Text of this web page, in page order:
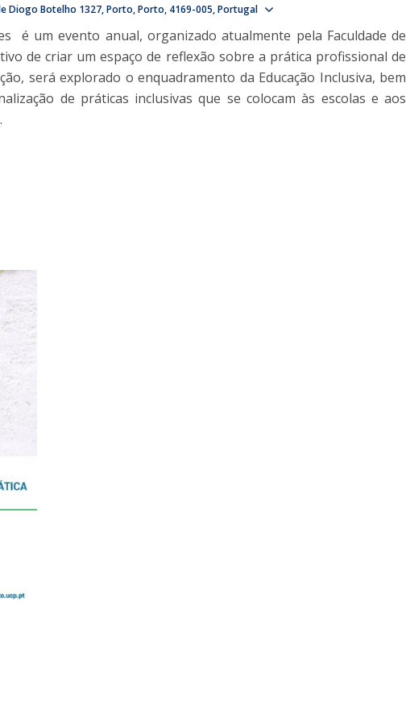
|
Educação
Alumni
Associação de Antigos Alunos de Psicologia
Diogo Botelho 1327 Porto Porto 4169-005 Portugal
é um evento anual, organizado atualmente pela Faculdade de
de criar um espaço de reflexão sobre a prática profissional de
será explorado o enquadramento da Educação Inclusiva, bem
de práticas inclusivas que se colocam às escolas e aos